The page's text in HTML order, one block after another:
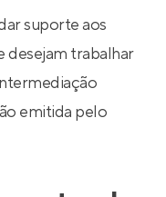
suporte aos
desejam trabalhar
emitida pelo